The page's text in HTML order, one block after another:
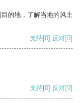
的地，了解当地的风土
支持[0] 反对[0]
支持[0] 反对[0]